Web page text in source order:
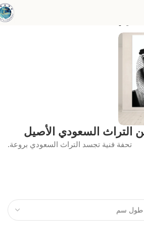
التراث السعودي الأصيل
تحفة فنية تجسد التراث السعودي بروعة.